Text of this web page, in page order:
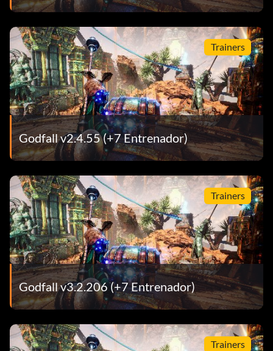
Trainers
Godfall v2.4.55 (+7 Entrenador)
Trainers
Godfall v3.2.206 (+7 Entrenador)
Trainers